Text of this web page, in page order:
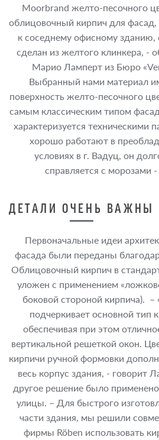
Moorbrand желто-песочного
облицовочный кирпич для
к соседнему офисному
сделан из желтого клинкера, -
Марио Ламперт из Бюро
Выбранный нами материал
поверхность желто-песочного
самым классическим типом
характеризуется техническими
хорошо работают в
условиях в г. Вадуц, он
справляется с морозами
ДЕТАЛИ ОЧЕНЬ ВАЖНЫ
Первоначальные идеи
фасада были переданы
Облицовочный кирпич в
уложен с применением
боковой стороной кирпича). –
подчеркивает основной тип
обеспечивая при этом
вертикальной решеткой окон.
кирпичи ручной формовки
весь корпус здания, - говорит
другое решение было
улицы. – Для быстрого
части здания, мы решили
фирмы Röben использовать